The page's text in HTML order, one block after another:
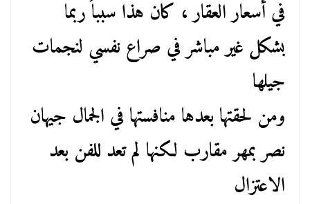
في أسعار العقار ، كان هذا سبباً ربما
بشكل غير مباشر في صراع نفسي لنجمات
جيلها
ومن لحقتها بعدها منافستها في الجمال جيهان
نصر بمهر مقارب لكنها لم تعد للفن بعد
الاعتزال